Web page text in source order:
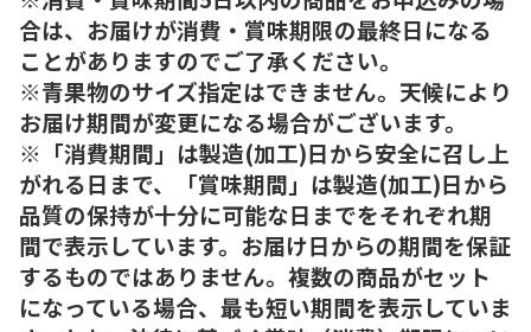
合は、お届けが消費・賞味期限の最終日になる
ことがありますのでご了承ください。
※青果物のサイズ指定はできません。天候により
お届け期間が変更になる場合がございます。
※「消費期間」は製造(加工)日から安全に召し上
がれる日まで、「賞味期間」は製造(加工)日から
品質の保持が十分に可能な日までをそれぞれ期
間で表示しています。お届け日からの期間を保証
するものではありません。複数の商品がセット
になっている場合、最も短い期間を表示していま